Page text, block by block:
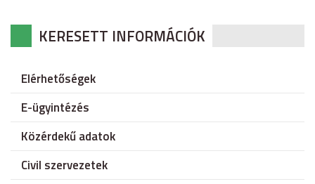
KERESETT INFORMÁCIÓK
Elérhetőségek
E-ügyintézés
Közérdekű adatok
Civil szervezetek